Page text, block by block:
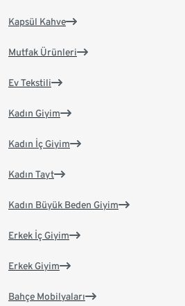
Kapsül Kahve
Mutfak Ürünleri
Ev Tekstili
Kadın Giyim
Kadın İç Giyim
Kadın Tayt
Kadın Büyük Beden Giyim
Erkek İç Giyim
Erkek Giyim
Bahçe Mobilyaları